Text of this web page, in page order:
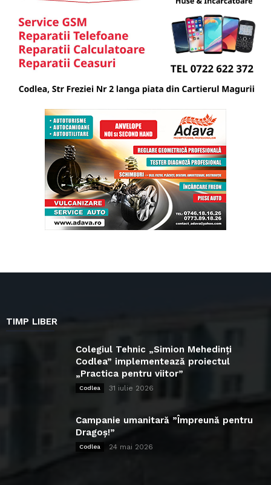
TIMP LIBER
Colegiul Tehnic „Simion Mehedinți
Codlea” implementează proiectul
„Practica pentru viitor”
Codlea 31 iulie 2026
Campanie umanitară ”Împreună pentru
Dragoș!”
Codlea 24 mai 2026